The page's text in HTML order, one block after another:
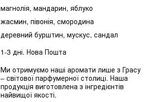
магнолія, мандарин, яблуко
жасмин, півонія, смородина
деревний бурштин, мускус, сандал
1-3 дні. Нова Пошта
Ми отримуємо наші аромати лише з Грасу
– світової парфумерної столиці. Наша
продукція виготовлена з інгредієнтів
найвищої якості.